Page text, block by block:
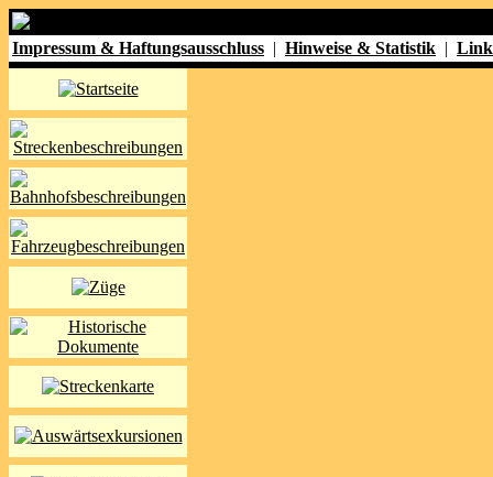
Impressum & Haftungsausschluss | Hinweise & Statistik |